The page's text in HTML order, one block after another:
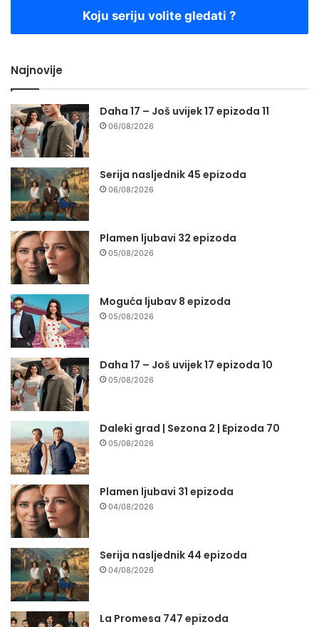
Koju seriju volite gledati ?
Najnovije
Daha 17 – Još uvijek 17 epizoda 11
06/08/2026
Serija nasljednik 45 epizoda
06/08/2026
Plamen ljubavi 32 epizoda
05/08/2026
Moguća ljubav 8 epizoda
05/08/2026
Daha 17 – Još uvijek 17 epizoda 10
05/08/2026
Daleki grad | Sezona 2 | Epizoda 70
05/08/2026
Plamen ljubavi 31 epizoda
04/08/2026
Serija nasljednik 44 epizoda
04/08/2026
La Promesa 747 epizoda